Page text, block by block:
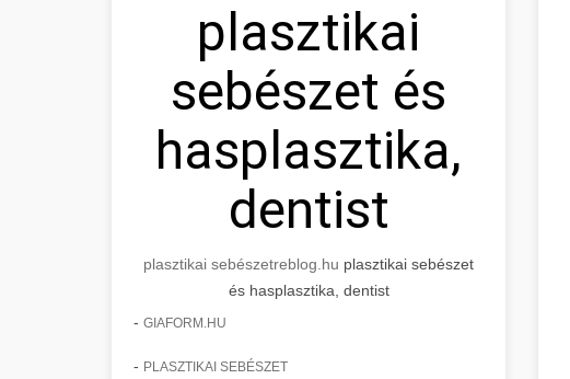
plasztikai
sebészet és
hasplasztika,
dentist
plasztikai sebészetreblog.hu plasztikai sebészet
és hasplasztika, dentist
- GIAFORM.HU
- PLASZTIKAI SEBÉSZET